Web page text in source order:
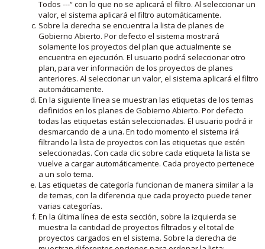
Todos ---“ con lo que no se aplicará el filtro. Al seleccionar un
valor, el sistema aplicará el filtro automáticamente.
Sobre la derecha se encuentra la lista de planes de
Gobierno Abierto. Por defecto el sistema mostrará
solamente los proyectos del plan que actualmente se
encuentra en ejecución. El usuario podrá seleccionar otro
plan, para ver información de los proyectos de planes
anteriores. Al seleccionar un valor, el sistema aplicará el filtro
automáticamente.
En la siguiente línea se muestran las etiquetas de los temas
definidos en los planes de Gobierno Abierto. Por defecto
todas las etiquetas están seleccionadas. El usuario podrá ir
desmarcando de a una. En todo momento el sistema irá
filtrando la lista de proyectos con las etiquetas que estén
seleccionadas. Con cada clic sobre cada etiqueta la lista se
vuelve a cargar automáticamente. Cada proyecto pertenece
a un solo tema.
Las etiquetas de categoría funcionan de manera similar a la
de temas, con la diferencia que cada proyecto puede tener
varias categorías.
En la última línea de esta sección, sobre la izquierda se
muestra la cantidad de proyectos filtrados y el total de
proyectos cargados en el sistema. Sobre la derecha de